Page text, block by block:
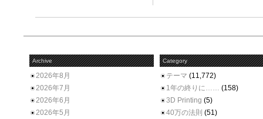
Archive
2026年8月
2026年7月
2026年6月
2026年5月
Category
テーマ (11,772)
1年の終りに…… (158)
3D Printing (5)
40万の法則 (51)